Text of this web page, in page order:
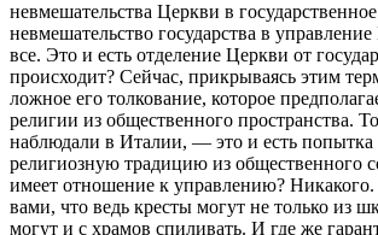
невмешательства Церкви в
невмешательство государства в
все. Это и есть отделение Церкви от
происходит? Сейчас, прикрываясь этим
ложное его толкование, которое
религии из общественного пространства.
наблюдали в Италии, — это и есть попытка
религиозную традицию из общественного
имеет отношение к управлению?
вами, что ведь кресты могут не только из
могут и с храмов спиливать. И где же